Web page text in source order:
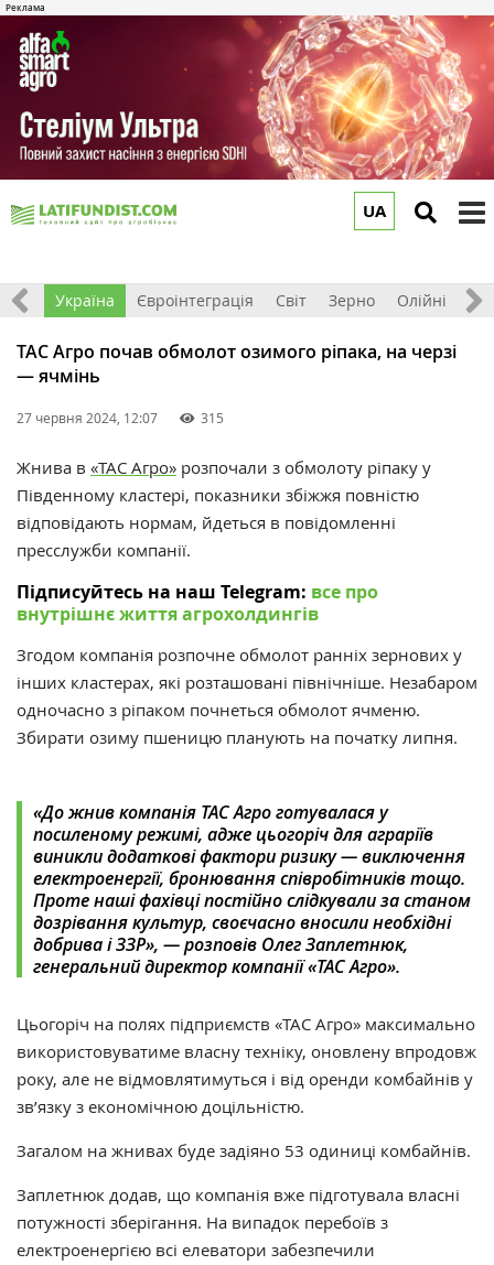
UA
Все Україна Євроінтеграція Світ Зерно Олійні
ТАС Агро почав обмолот озимого ріпака, на черзі
— ячмінь
27 червня 2024, 12:07 315
Жнива в «ТАС Агро» розпочали з обмолоту ріпаку у
Південному кластері, показники збіжжя повністю
відповідають нормам, йдеться в повідомленні
пресслужби компанії.
Підписуйтесь на наш Telegram: все про
внутрішнє життя агрохолдингів
Згодом компанія розпочне обмолот ранніх зернових у
інших кластерах, які розташовані північніше. Незабаром
одночасно з ріпаком почнеться обмолот ячменю.
Збирати озиму пшеницю планують на початку липня.
«До жнив компанія ТАС Агро готувалася у
посиленому режимі, адже цьогоріч для аграріїв
виникли додаткові фактори ризику — виключення
електроенергії, бронювання співробітників тощо.
Проте наші фахівці постійно слідкували за станом
дозрівання культур, своєчасно вносили необхідні
добрива і ЗЗР», — розповів Олег Заплетнюк,
генеральний директор компанії «ТАС Агро».
Цьогоріч на полях підприємств «ТАС Агро» максимально
використовуватиме власну техніку, оновлену впродовж
року, але не відмовлятимуться і від оренди комбайнів у
зв’язку з економічною доцільністю.
Загалом на жнивах буде задіяно 53 одиниці комбайнів.
Заплетнюк додав, що компанія вже підготувала власні
потужності зберігання. На випадок перебоїв з
електроенергією всі елеватори забезпечили